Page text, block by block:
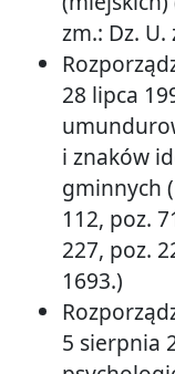
zm.: Dz. U.
28 lipca
i znaków
gminnych
112, poz.
227, poz.
1693.)
5 sierpnia